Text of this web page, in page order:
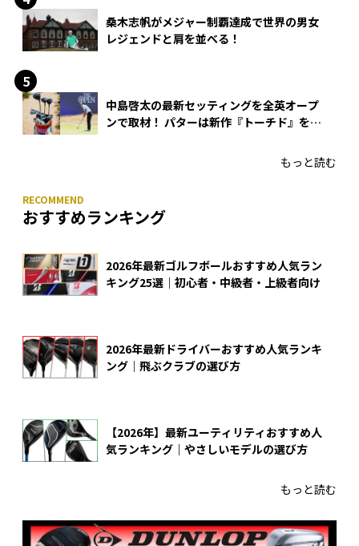
桑木志帆がメジャー制覇達成で世界の男女
レジェンドと肩を並べる！
中島啓太の最新セッティングを全英オープ
ンで取材！ パターは新作『トーチド』を投
もっと読む
おすすめランキング
2026年最新ゴルフボールおすすめ人気ラン
キング25選｜初心者・中級者・上級者向け
2026年最新ドライバーおすすめ人気ランキ
ング｜飛ぶクラブの選び方
【2026年】最新ユーティリティおすすめ人
気ランキング｜やさしいモデルの選び方
もっと読む